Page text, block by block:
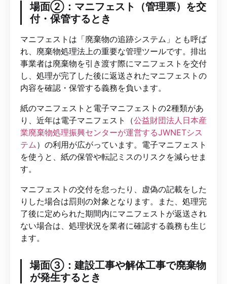
場面②：マニフェスト（管理票）を交
付・保管するとき
マニフェストは「廃棄物の追跡システム」とも呼ば
れ、廃棄物処理法上の重要な管理ツールです。排出
事業者は廃棄物を引き渡す際にマニフェストを交付
し、処理が完了した後に返送されたマニフェストの
内容を確認・保管する義務を負います。
紙のマニフェストと電子マニフェストの2種類があ
り、近年は電子マニフェスト（公益財団法人日本産
業廃棄物処理振興センターが運営するJWNETシス
テム）の利用が広がっています。電子マニフェスト
を使うと、紙の保管や転記ミスのリスクを減らせま
す。
マニフェストの交付を怠ったり、虚偽の記載をした
りした場合は罰則の対象となります。また、処理完
了後に定められた期間内にマニフェストが返送され
ない場合は、処理状況を業者に確認する義務も生じ
ます。
場面③：建設工事や解体工事で廃棄物
が発生するとき